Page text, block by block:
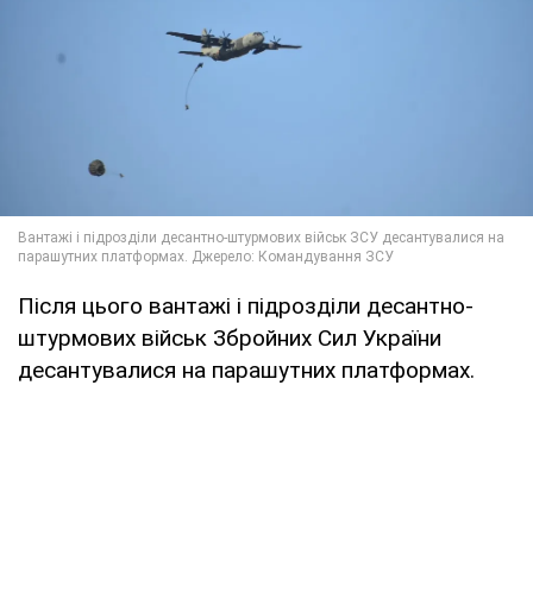
Після цього вантажі і підрозділи десантно-
штурмових військ Збройних Сил України
десантувалися на парашутних платформах.